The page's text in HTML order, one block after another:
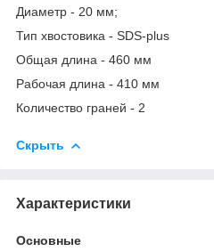
Диаметр - 20 мм;
Тип хвостовика - SDS-plus
Общая длина - 460 мм
Рабочая длина - 410 мм
Количество граней - 2
Скрыть
Характеристики
Основные